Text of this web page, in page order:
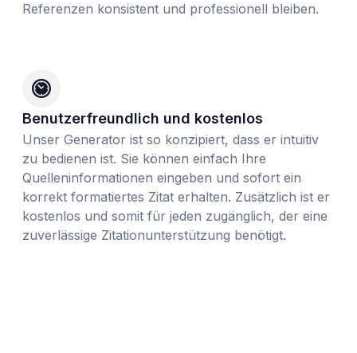
Referenzen konsistent und professionell bleiben.
Benutzerfreundlich und kostenlos
Unser Generator ist so konzipiert, dass er intuitiv
zu bedienen ist. Sie können einfach Ihre
Quelleninformationen eingeben und sofort ein
korrekt formatiertes Zitat erhalten. Zusätzlich ist er
kostenlos und somit für jeden zugänglich, der eine
zuverlässige Zitationunterstützung benötigt.